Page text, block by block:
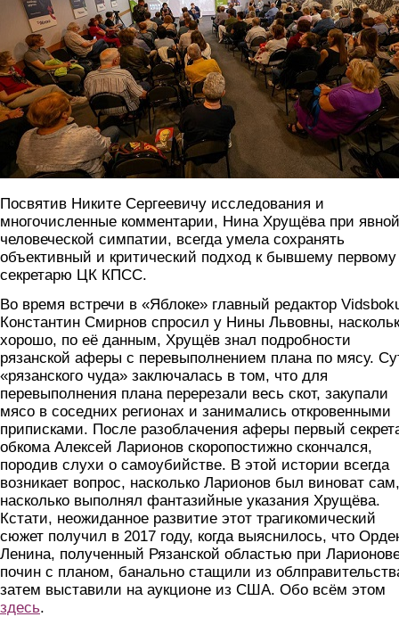
Посвятив Никите Сергеевичу исследования и
многочисленные комментарии, Нина Хрущёва при явной
человеческой симпатии, всегда умела сохранять
объективный и критический подход к бывшему первому
секретарю ЦК КПСС.
Во время встречи в «Яблоке» главный редактор
Константин Смирнов спросил у Нины Львовны,
хорошо, по её данным, Хрущёв знал подробности
рязанской аферы с перевыполнением плана по мясу.
«рязанского чуда» заключалась в том, что для
перевыполнения плана перерезали весь скот, закупали
мясо в соседних регионах и занимались откровенными
приписками. После разоблачения аферы первый
обкома Алексей Ларионов скоропостижно скончался,
породив слухи о самоубийстве. В этой истории всегда
возникает вопрос, насколько Ларионов был виноват
насколько выполнял фантазийные указания Хрущёва.
Кстати, неожиданное развитие этот трагикомический
сюжет получил в 2017 году, когда выяснилось, что
Ленина, полученный Рязанской областью при
почин с планом, банально стащили из
затем выставили на аукционе из США. Обо всём этом
здесь.